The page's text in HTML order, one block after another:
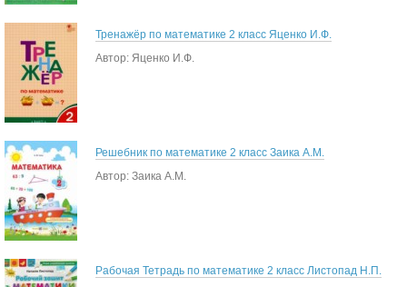
Тренажёр по математике 2 класс Яценко И.Ф.
Автор: Яценко И.Ф.
Решебник по математике 2 класс Заика А.М.
Автор: Заика А.М.
Рабочая Тетрадь по математике 2 класс Листопад Н.П.